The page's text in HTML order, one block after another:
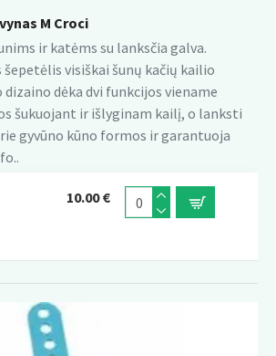
M Croci
ir katėms su lanksčia galva.
visiškai šunų kačių kailio
dizaino dėka dvi funkcijos viename
šukuojant ir išlyginam kailį, o lanksti
gyvūno kūno formos ir garantuoja
10.00 €